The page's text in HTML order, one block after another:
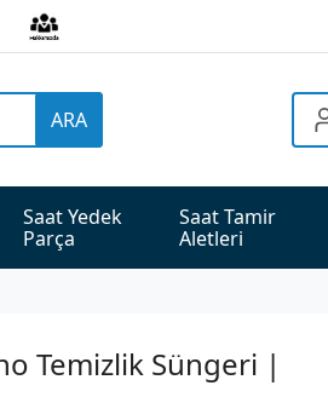
ARA
Saat Yedek
Parça
Saat Tamir
Aletleri
Temizlik Süngeri |